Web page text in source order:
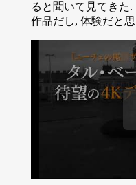
ると聞いて見てきた
作品だし, 体験だと